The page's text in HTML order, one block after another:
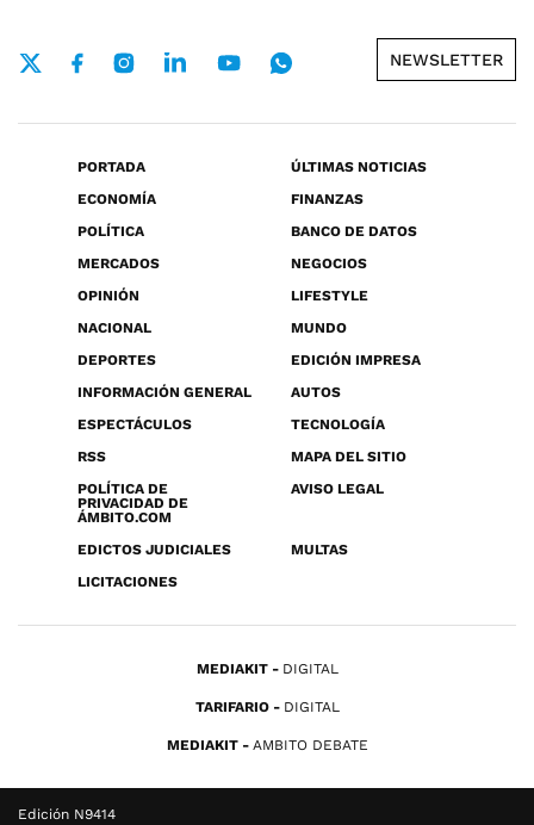
NEWSLETTER
PORTADA
ÚLTIMAS NOTICIAS
ECONOMÍA
FINANZAS
POLÍTICA
BANCO DE DATOS
MERCADOS
NEGOCIOS
OPINIÓN
LIFESTYLE
NACIONAL
MUNDO
DEPORTES
EDICIÓN IMPRESA
INFORMACIÓN GENERAL
AUTOS
ESPECTÁCULOS
TECNOLOGÍA
RSS
MAPA DEL SITIO
POLÍTICA DE
PRIVACIDAD DE
ÁMBITO.COM
AVISO LEGAL
EDICTOS JUDICIALES
MULTAS
LICITACIONES
MEDIAKIT DIGITAL
TARIFARIO DIGITAL
MEDIAKIT AMBITO DEBATE
Edición N9414